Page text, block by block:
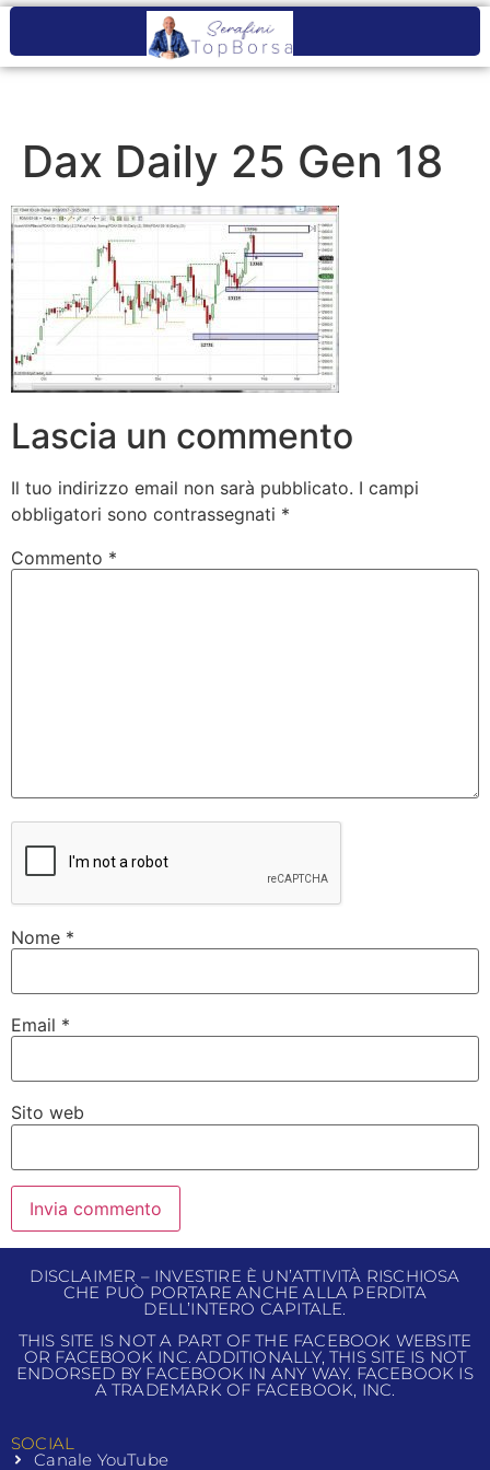
Dax Daily 25 Gen 18
Lascia un commento
Il tuo indirizzo email non sarà pubblicato. I campi
obbligatori sono contrassegnati *
Commento *
Nome *
Email *
Sito web
DISCLAIMER – INVESTIRE È UN’ATTIVITÀ RISCHIOSA
CHE PUÒ PORTARE ANCHE ALLA PERDITA
DELL’INTERO CAPITALE.
THIS SITE IS NOT A PART OF THE FACEBOOK WEBSITE
OR FACEBOOK INC. ADDITIONALLY, THIS SITE IS NOT
ENDORSED BY FACEBOOK IN ANY WAY. FACEBOOK IS
A TRADEMARK OF FACEBOOK, INC.
SOCIAL
Canale YouTube